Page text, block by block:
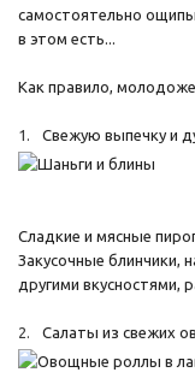
самостоятельно
в этом есть...
Как правило,
Свежую выпечку и
Сладкие и мясные
Закусочные блинчики,
другими вкусностями,
Салаты из свежих